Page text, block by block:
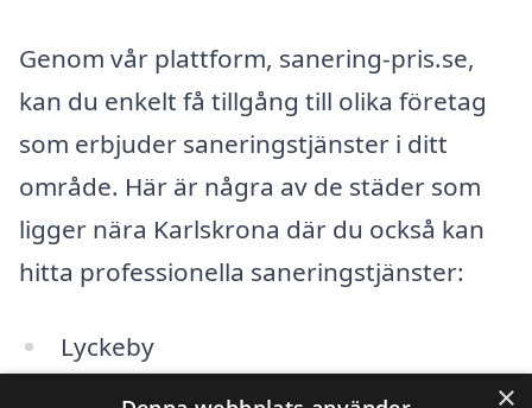
Genom vår plattform, sanering-pris.se,
kan du enkelt få tillgång till olika företag
som erbjuder saneringstjänster i ditt
område. Här är några av de städer som
ligger nära Karlskrona där du också kan
hitta professionella saneringstjänster:
Lyckeby
×